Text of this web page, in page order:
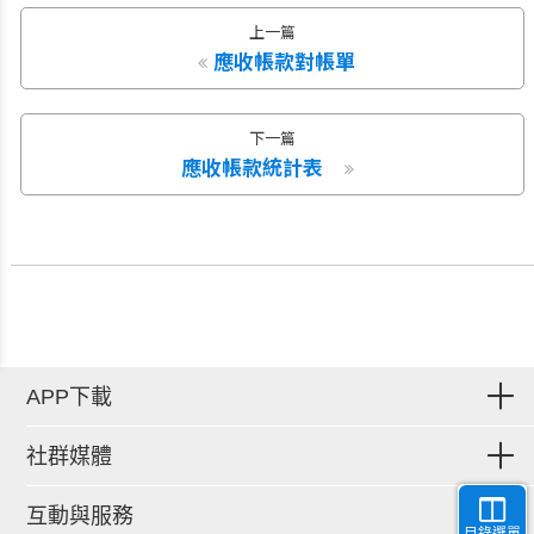
上一篇
應收帳款對帳單
下一篇
應收帳款統計表
APP下載
社群媒體
互動與服務